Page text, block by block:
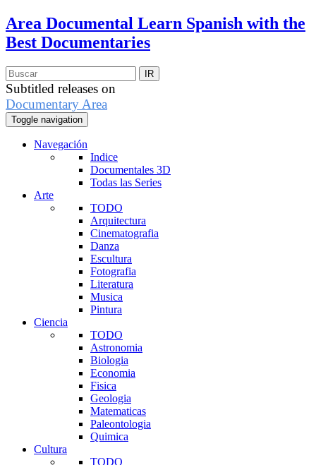
Area Documental Learn Spanish with the
Best Documentaries
Subtitled releases on
Documentary Area
Toggle navigation
Navegación
Indice
Documentales 3D
Todas las Series
Arte
TODO
Arquitectura
Cinematografia
Danza
Escultura
Fotografia
Literatura
Musica
Pintura
Ciencia
TODO
Astronomia
Biologia
Economia
Fisica
Geologia
Matematicas
Paleontologia
Quimica
Cultura
TODO